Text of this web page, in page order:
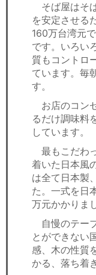
そば屋はそ
を安定させる
160万台湾元
です。いろい
質もコントロ
ています。毎
す。
お店のコン
るだけ調味料
しています。
最もこだわ
着いた日本風
は全て日本製
た。一式を日
万元かかりま
自慢のテー
とができない
感、木の性質
かる、落ち着